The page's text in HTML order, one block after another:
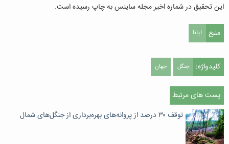
این تحقیق در شماره اخیر مجله ساینس به چاپ رسیده است.
منبع ایانا
کلیدواژه: جنگل جهان
پست های مرتبط
توقف ۳۰ درصد از پروانه‌های بهره‌برداری از جنگل‌های شمال